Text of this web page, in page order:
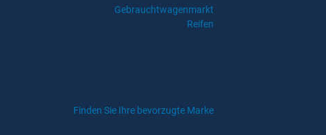
Gebrauchtwagenmarkt
Reifen
Finden Sie Ihre bevorzugte Marke